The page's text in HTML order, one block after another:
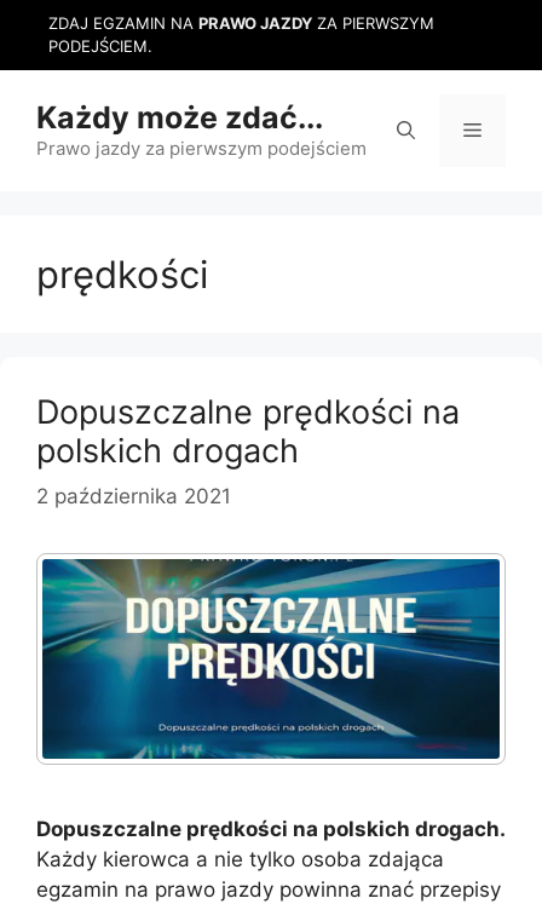
Przejdź
treści
ZDAJ EGZAMIN NA PRAWO JAZDY ZA PIERWSZYM
PODEJŚCIEM.
Każdy może zdać...
Prawo jazdy za pierwszym podejściem
Menu
prędkości
Dopuszczalne prędkości na
polskich drogach
2 października 2021
Dopuszczalne prędkości na polskich drogach.
Każdy kierowca a nie tylko osoba zdająca
egzamin na prawo jazdy powinna znać przepisy